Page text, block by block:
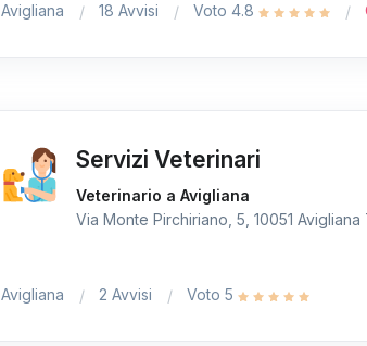
Avigliana 18 Avvisi Voto 4.8
Servizi Veterinari
Veterinario a Avigliana
Via Monte Pirchiriano, 5, 10051 Avigliana
Avigliana 2 Avvisi Voto 5